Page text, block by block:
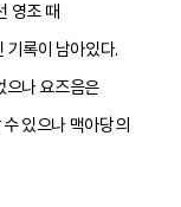
영조 때
록이 남아있다.
으나 요즈음은
있으나 맥아당의